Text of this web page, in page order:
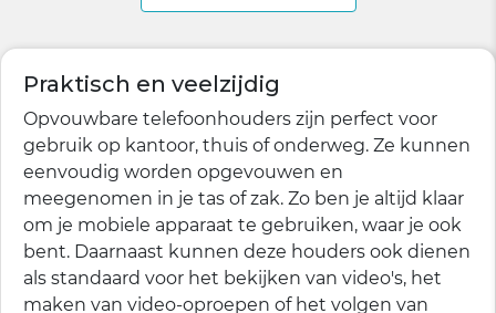
Praktisch en veelzijdig
Opvouwbare telefoonhouders zijn perfect voor
gebruik op kantoor, thuis of onderweg. Ze kunnen
eenvoudig worden opgevouwen en
meegenomen in je tas of zak. Zo ben je altijd klaar
om je mobiele apparaat te gebruiken, waar je ook
bent. Daarnaast kunnen deze houders ook dienen
als standaard voor het bekijken van video's, het
maken van video-oproepen of het volgen van